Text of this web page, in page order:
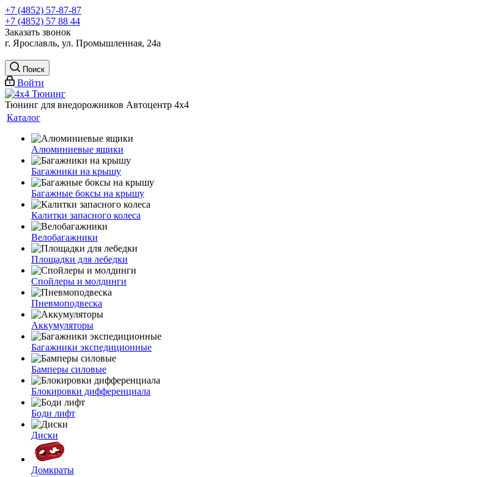
+7 (4852) 57-87-87
+7 (4852) 57 88 44
Заказать звонок
г. Ярославль, ул. Промышленная, 24а
Поиск
Войти
Тюнинг для внедорожников Автоцентр 4х4
Каталог
Алюминиевые ящики
Багажники на крышу
Багажные боксы на крышу
Калитки запасного колеса
Велобагажники
Площадки для лебедки
Спойлеры и молдинги
Пневмоподвеска
Аккумуляторы
Багажники экспедиционные
Бамперы силовые
Блокировки дифференциала
Боди лифт
Диски
Домкраты